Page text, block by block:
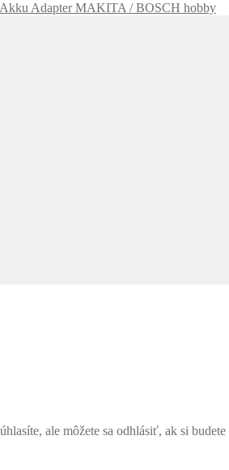
Akku Adapter MAKITA / BOSCH hobby
ale môžete sa odhlásiť, ak si